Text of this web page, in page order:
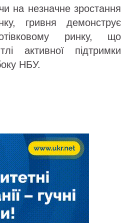
на незначне зростання
гривня демонструє
ринку, що
активної підтримки
НБУ.